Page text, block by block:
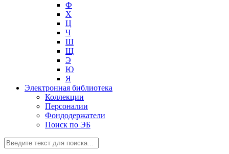
Ф
Х
Ц
Ч
Ш
Щ
Э
Ю
Я
Электронная библиотека
Коллекции
Персоналии
Фондодержатели
Поиск по ЭБ